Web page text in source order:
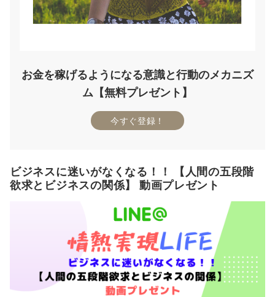
お金を稼げるようになる意識と行動のメカニズ
ム【無料プレゼント】
今すぐ登録！
ビジネスに迷いがなくなる！！ 【人間の五段階
欲求とビジネスの関係】 動画プレゼント